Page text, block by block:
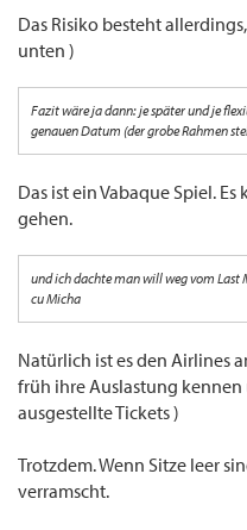
Das Risiko besteht
unten )
Fazit wäre ja dann: je später und je
genauen Datum (der grobe Rahmen
Das ist ein Vabaque Spiel.
gehen.
und ich dachte man will weg vom Last
cu Micha
Natürlich ist es den Airlines
früh ihre Auslastung
ausgestellte Tickets )
Trotzdem. Wenn Sitze leer
verramscht.